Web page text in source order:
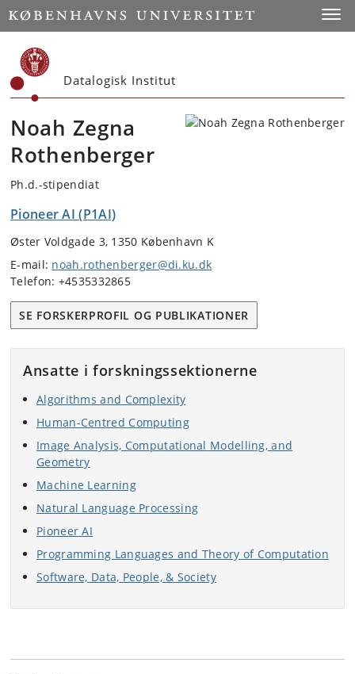
Start
Datalogisk Institut
Noah Zegna
Rothenberger
Ph.d.-stipendiat
Pioneer AI (P1AI)
Øster Voldgade 3, 1350 København K
E-mail: noah.rothenberger@di.ku.dk
Telefon: +4535332865
SE FORSKERPROFIL OG PUBLIKATIONER
Ansatte i forskningssektionerne
Algorithms and Complexity
Human-Centred Computing
Image Analysis, Computational Modelling, and
Geometry
Machine Learning
Natural Language Processing
Pioneer AI
Programming Languages and Theory of Computation
Software, Data, People, & Society